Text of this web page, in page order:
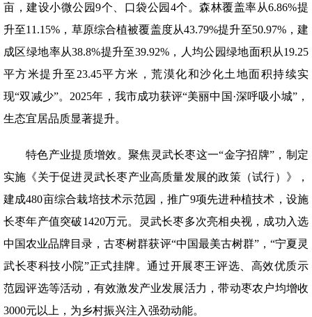
亩，建设小微公园9个、口袋公园4个。森林覆盖率从6.86%提
升至11.15%，草原综合植被覆盖度从43.79%提升至50.97%，建
成区绿地率从38.8%提升至39.92%，人均公园绿地面积从19.25
平方米提升至23.45平方米，荒漠化和沙化土地面积持续实
现“双减少”。2025年，我市成功获评“美丽中国·深呼吸小城”，
生态宜居品质显著提升。
特色产业提质增效。聚焦灵武长枣这一“金字招牌”，制定
实施《关于促进灵武长枣产业高质量发展的政策（试行）》，
建成480亩综合栽培技术示范园，推广9项先进种植技术，设施
长枣年产值突破1420万元。灵武长枣多次亮相央视，成功入选
中国农业品牌目录，古枣树群获评“中国最美古树群”，“宁夏灵
武长枣科技小院”正式挂牌。通过开展枣王评选、高效优质示
范园评选等活动，有效激发产业发展活力，带动枣农户均增收
3000元以上，为乡村振兴注入强劲动能。